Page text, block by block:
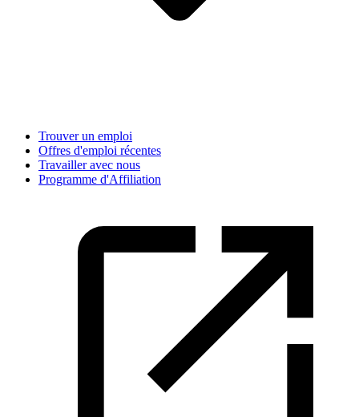
Trouver un emploi
Offres d'emploi récentes
Travailler avec nous
Programme d'Affiliation